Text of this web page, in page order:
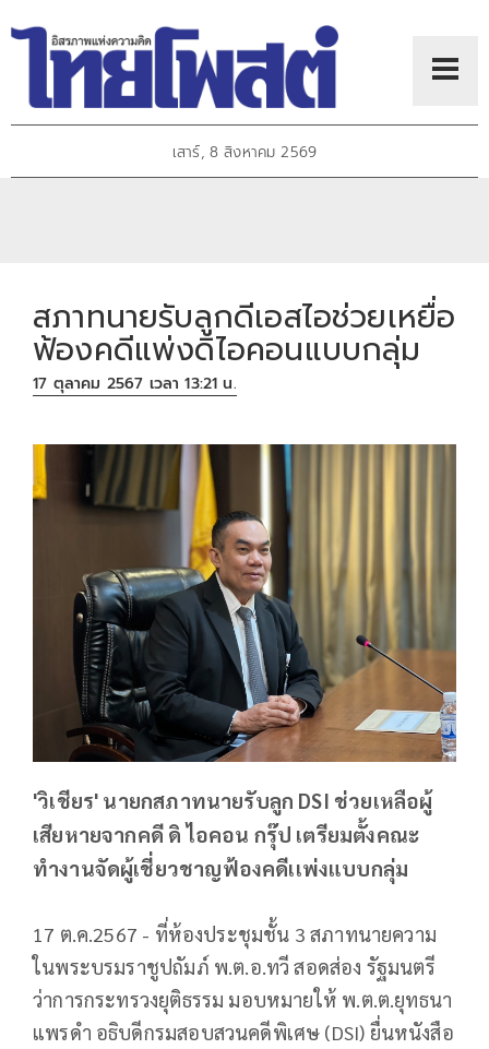
เสาร์, 8 สิงหาคม 2569
สภาทนายรับลูกดีเอสไอช่วยเหยื่อ
ฟ้องคดีแพ่งดิไอคอนแบบกลุ่ม
17 ตุลาคม 2567 เวลา 13:21 น.
'วิเชียร' นายกสภาทนายรับลูก DSI ช่วยเหลือผู้
เสียหายจากคดี ดิ ไอคอน กรุ๊ป เตรียมตั้งคณะ
ทำงานจัดผู้เชี่ยวชาญฟ้องคดีเเพ่งแบบกลุ่ม
17 ต.ค.2567 - ที่ห้องประชุมชั้น 3 สภาทนายความ
ในพระบรมราชูปถัมภ์ พ.ต.อ.ทวี สอดส่อง รัฐมนตรี
ว่าการกระทรวงยุติธรรม มอบหมายให้ พ.ต.ต.ยุทธนา
แพรดำ อธิบดีกรมสอบสวนคดีพิเศษ (DSI) ยื่นหนังสือ